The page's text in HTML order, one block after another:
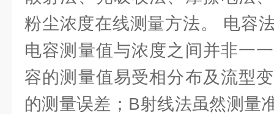
粉尘浓度在线测量方法。 电容
电容测量值与浓度之间并非一
容的测量值易受相分布及流型
的测量误差；B射线法虽然测量